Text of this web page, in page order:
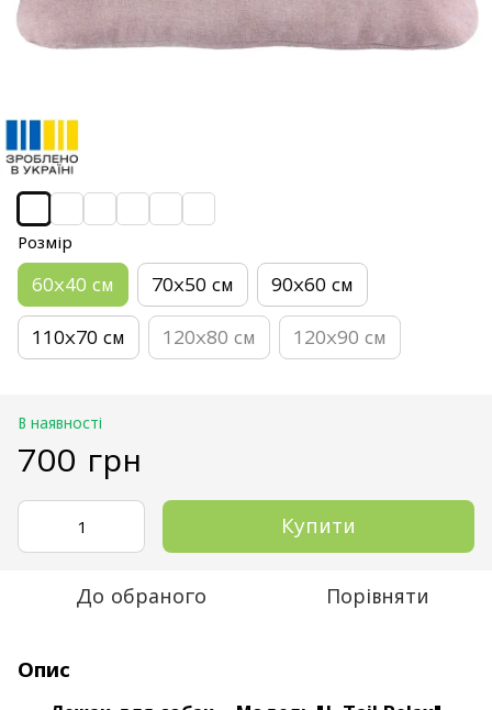
Розмір
60х40 см 70х50 см 90х60 см
110х70 см 120х80 см 120х90 см
В наявності
700 грн
Купити
До обраного Порівняти
Опис